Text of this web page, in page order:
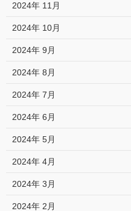
2024年 11月
2024年 10月
2024年 9月
2024年 8月
2024年 7月
2024年 6月
2024年 5月
2024年 4月
2024年 3月
2024年 2月